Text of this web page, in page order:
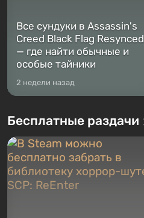
Все сундуки в Assassin's
Creed Black Flag Resynced
— где найти обычные и
особые тайники
2 недели назад
Бесплатные раздачи